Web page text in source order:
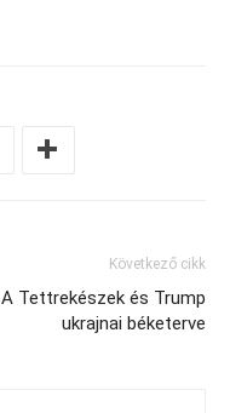
Következő cikk
A Tettrekészek és Trump
ukrajnai béketerve